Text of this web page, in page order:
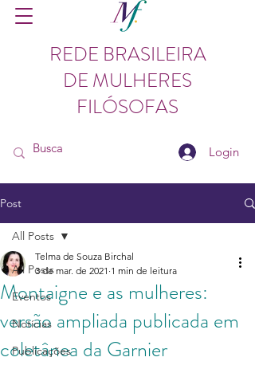
REDE BRASILEIRA
DE MULHERES
FILÓSOFAS
Login
Post
All Posts
Eventos
Notícias
Publicações
All Posts
Montaigne e as mulheres:
versão ampliada publicada em
coletânea da Garnier
Telma de Souza Birchal
3 de mar. de 2021 1 min de leitura